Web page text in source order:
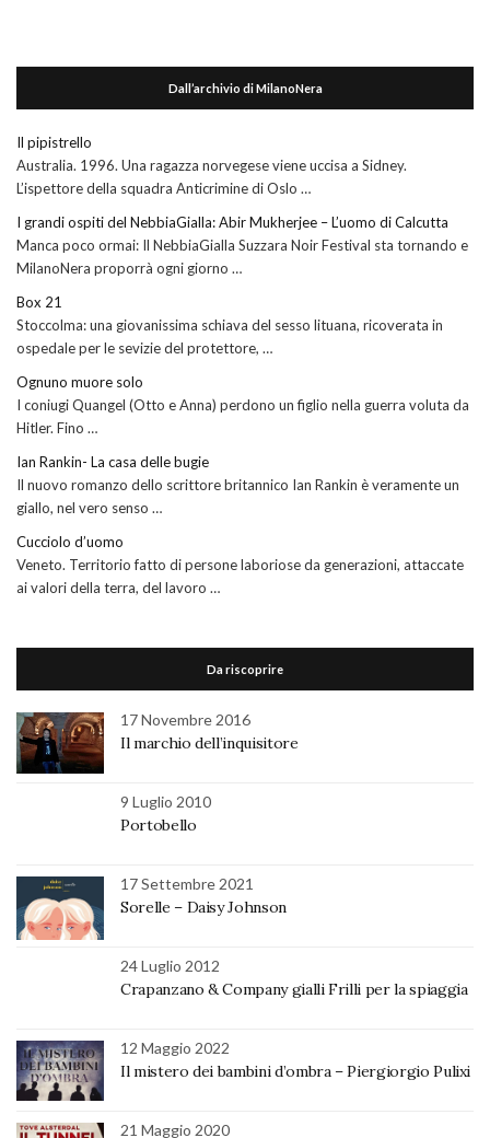
Dall’archivio di MilanoNera
Il pipistrello
Australia. 1996. Una ragazza norvegese viene uccisa a Sidney.
L’ispettore della squadra Anticrimine di Oslo …
I grandi ospiti del NebbiaGialla: Abir Mukherjee – L’uomo di Calcutta
Manca poco ormai: Il NebbiaGialla Suzzara Noir Festival sta tornando e
MilanoNera proporrà ogni giorno …
Box 21
Stoccolma: una giovanissima schiava del sesso lituana, ricoverata in
ospedale per le sevizie del protettore, …
Ognuno muore solo
I coniugi Quangel (Otto e Anna) perdono un figlio nella guerra voluta da
Hitler. Fino …
Ian Rankin- La casa delle bugie
Il nuovo romanzo dello scrittore britannico Ian Rankin è veramente un
giallo, nel vero senso …
Cucciolo d’uomo
Veneto. Territorio fatto di persone laboriose da generazioni, attaccate
ai valori della terra, del lavoro …
Da riscoprire
17 Novembre 2016
Il marchio dell’inquisitore
9 Luglio 2010
Portobello
17 Settembre 2021
Sorelle – Daisy Johnson
24 Luglio 2012
Crapanzano & Company gialli Frilli per la spiaggia
12 Maggio 2022
Il mistero dei bambini d’ombra – Piergiorgio Pulixi
21 Maggio 2020